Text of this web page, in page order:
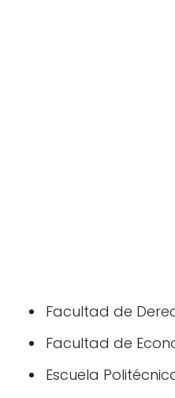
Facultad de
Facultad de
Escuela